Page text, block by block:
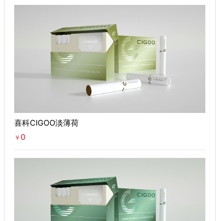
喜科CIGOO淡薄荷
￥ 0